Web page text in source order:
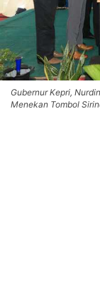
Gubernur Kepri,
Menekan Tombol